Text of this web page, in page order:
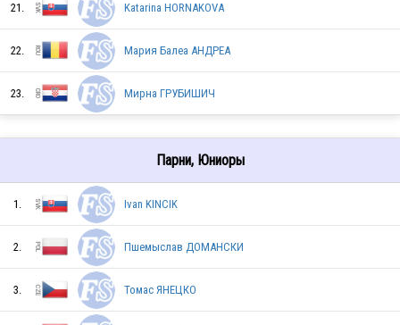
BLR
AUT
CZE
POL
21. Katarina HORNAKOVA
22. Мария Балеа АНДРЕА
23. Мирна ГРУБИШИЧ
Парни, Юниоры
1. Ivan KINCIK
2. Пшемыслав ДОМАНСКИ
3. Томас ЯНЕЦКО